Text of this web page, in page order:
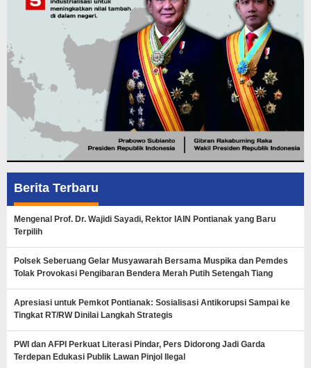
Berita Terbaru
Mengenal Prof. Dr. Wajidi Sayadi, Rektor IAIN Pontianak yang Baru
Terpilih
Polsek Seberuang Gelar Musyawarah Bersama Muspika dan Pemdes
Tolak Provokasi Pengibaran Bendera Merah Putih Setengah Tiang
Apresiasi untuk Pemkot Pontianak: Sosialisasi Antikorupsi Sampai ke
Tingkat RT/RW Dinilai Langkah Strategis
PWI dan AFPI Perkuat Literasi Pindar, Pers Didorong Jadi Garda
Terdepan Edukasi Publik Lawan Pinjol Ilegal